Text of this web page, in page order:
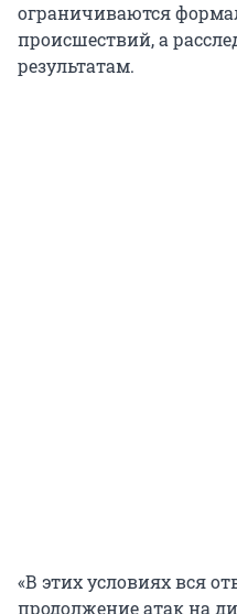
ограничиваются
происшествий, а
результатам.
«В этих условиях вся
продолжение атак на